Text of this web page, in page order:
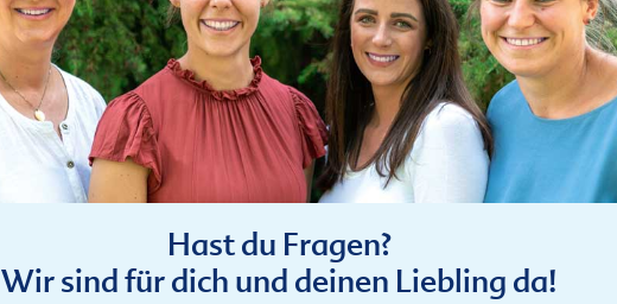
Hast du Fragen?
Wir sind für dich und deinen Liebling da!